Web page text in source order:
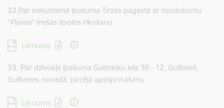
32.Par nekustamā īpašuma Tirzas pagastā ar nosaukumu
“Pļavas” trešās izsoles rīkošanu
Lejupielādēt:
Lēmums
33. Par dzīvokļa īpašuma Gaitnieku iela 10 - 12, Gulbenē,
Gulbenes novadā, pircēja apstiprināšanu
Lejupielādēt:
Lēmums